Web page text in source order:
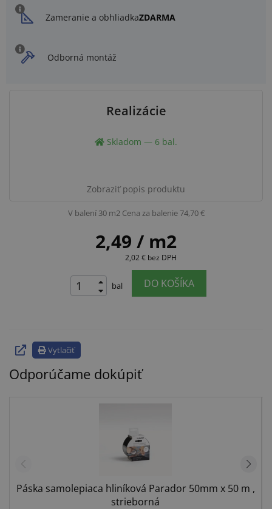
Zameranie a obhliadkaZDARMA
Odborná montáž
Realizácie
Skladom — 6 bal.
Zobraziť popis produktu
V balení 30 m2 Cena za balenie 74,70 €
2,49 / m2
2,02 € bez DPH
bal DO KOŠÍKA
Vytlačiť
Odporúčame dokúpiť
Páska samolepiaca hliníková Parador 50mm x 50 m ,
strieborná